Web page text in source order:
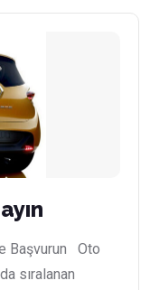
Başvurun Oto
sıralanan